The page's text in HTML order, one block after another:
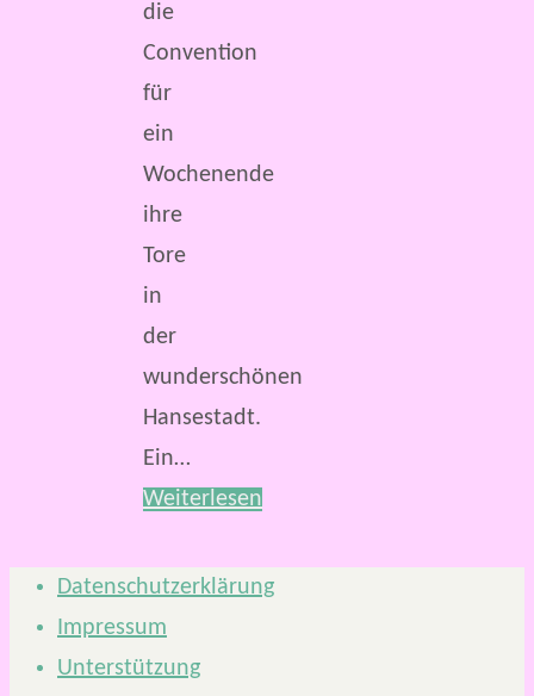
die
Convention
für
ein
Wochenende
ihre
Tore
in
der
wunderschönen
Hansestadt.
Ein…
Weiterlesen
Datenschutzerklärung
Impressum
Unterstützung